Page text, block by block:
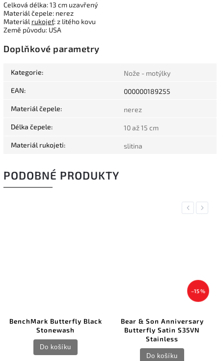
Celková délka: 13 cm uzavřený
Materiál čepele: nerez
Materiál rukojeť: z litého kovu
Země původu: USA
Doplňkové parametry
Kategorie: Nože - motýlky
EAN: 000000189255
Materiál čepele: nerez
Délka čepele: 10 až 15 cm
Materiál rukojeti: slitina
PODOBNÉ PRODUKTY
Previous
BenchMark Butterfly Black
Stonewash
Do košíku
–15 %
Bear & Son Anniversary
Butterfly Satin S35VN
Stainless
Do košíku
Next